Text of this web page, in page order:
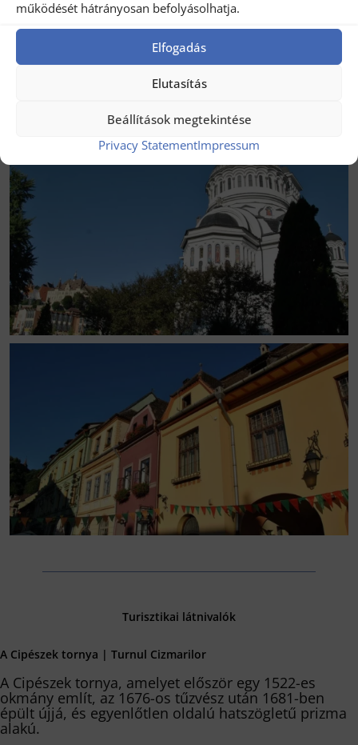
működését hátrányosan befolyásolhatja.
Elfogadás
Elutasítás
Beállítások megtekintése
Privacy StatementImpressum
Turisztikai látnivalók
A Cipészek tornya | Turnul Cizmarilor
A Cipészek tornya, amelyet először egy 1522-es
okmány említ, az 1676-os tűzvész után 1681-ben
épült újjá, és egyenlőtlen oldalú hatszögletű prizma
alakú.